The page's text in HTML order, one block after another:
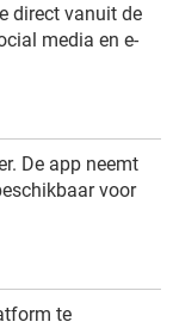
direct vanuit de
media en e-
De app neemt
voor
te